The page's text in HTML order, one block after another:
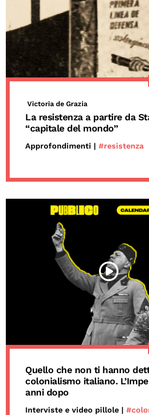
Victoria de Grazia
La resistenza a partire da
“capitale del mondo”
Approfondimenti | #resistenza
Quello che non ti hanno
colonialismo italiano.
anni dopo
Interviste e video pillole |